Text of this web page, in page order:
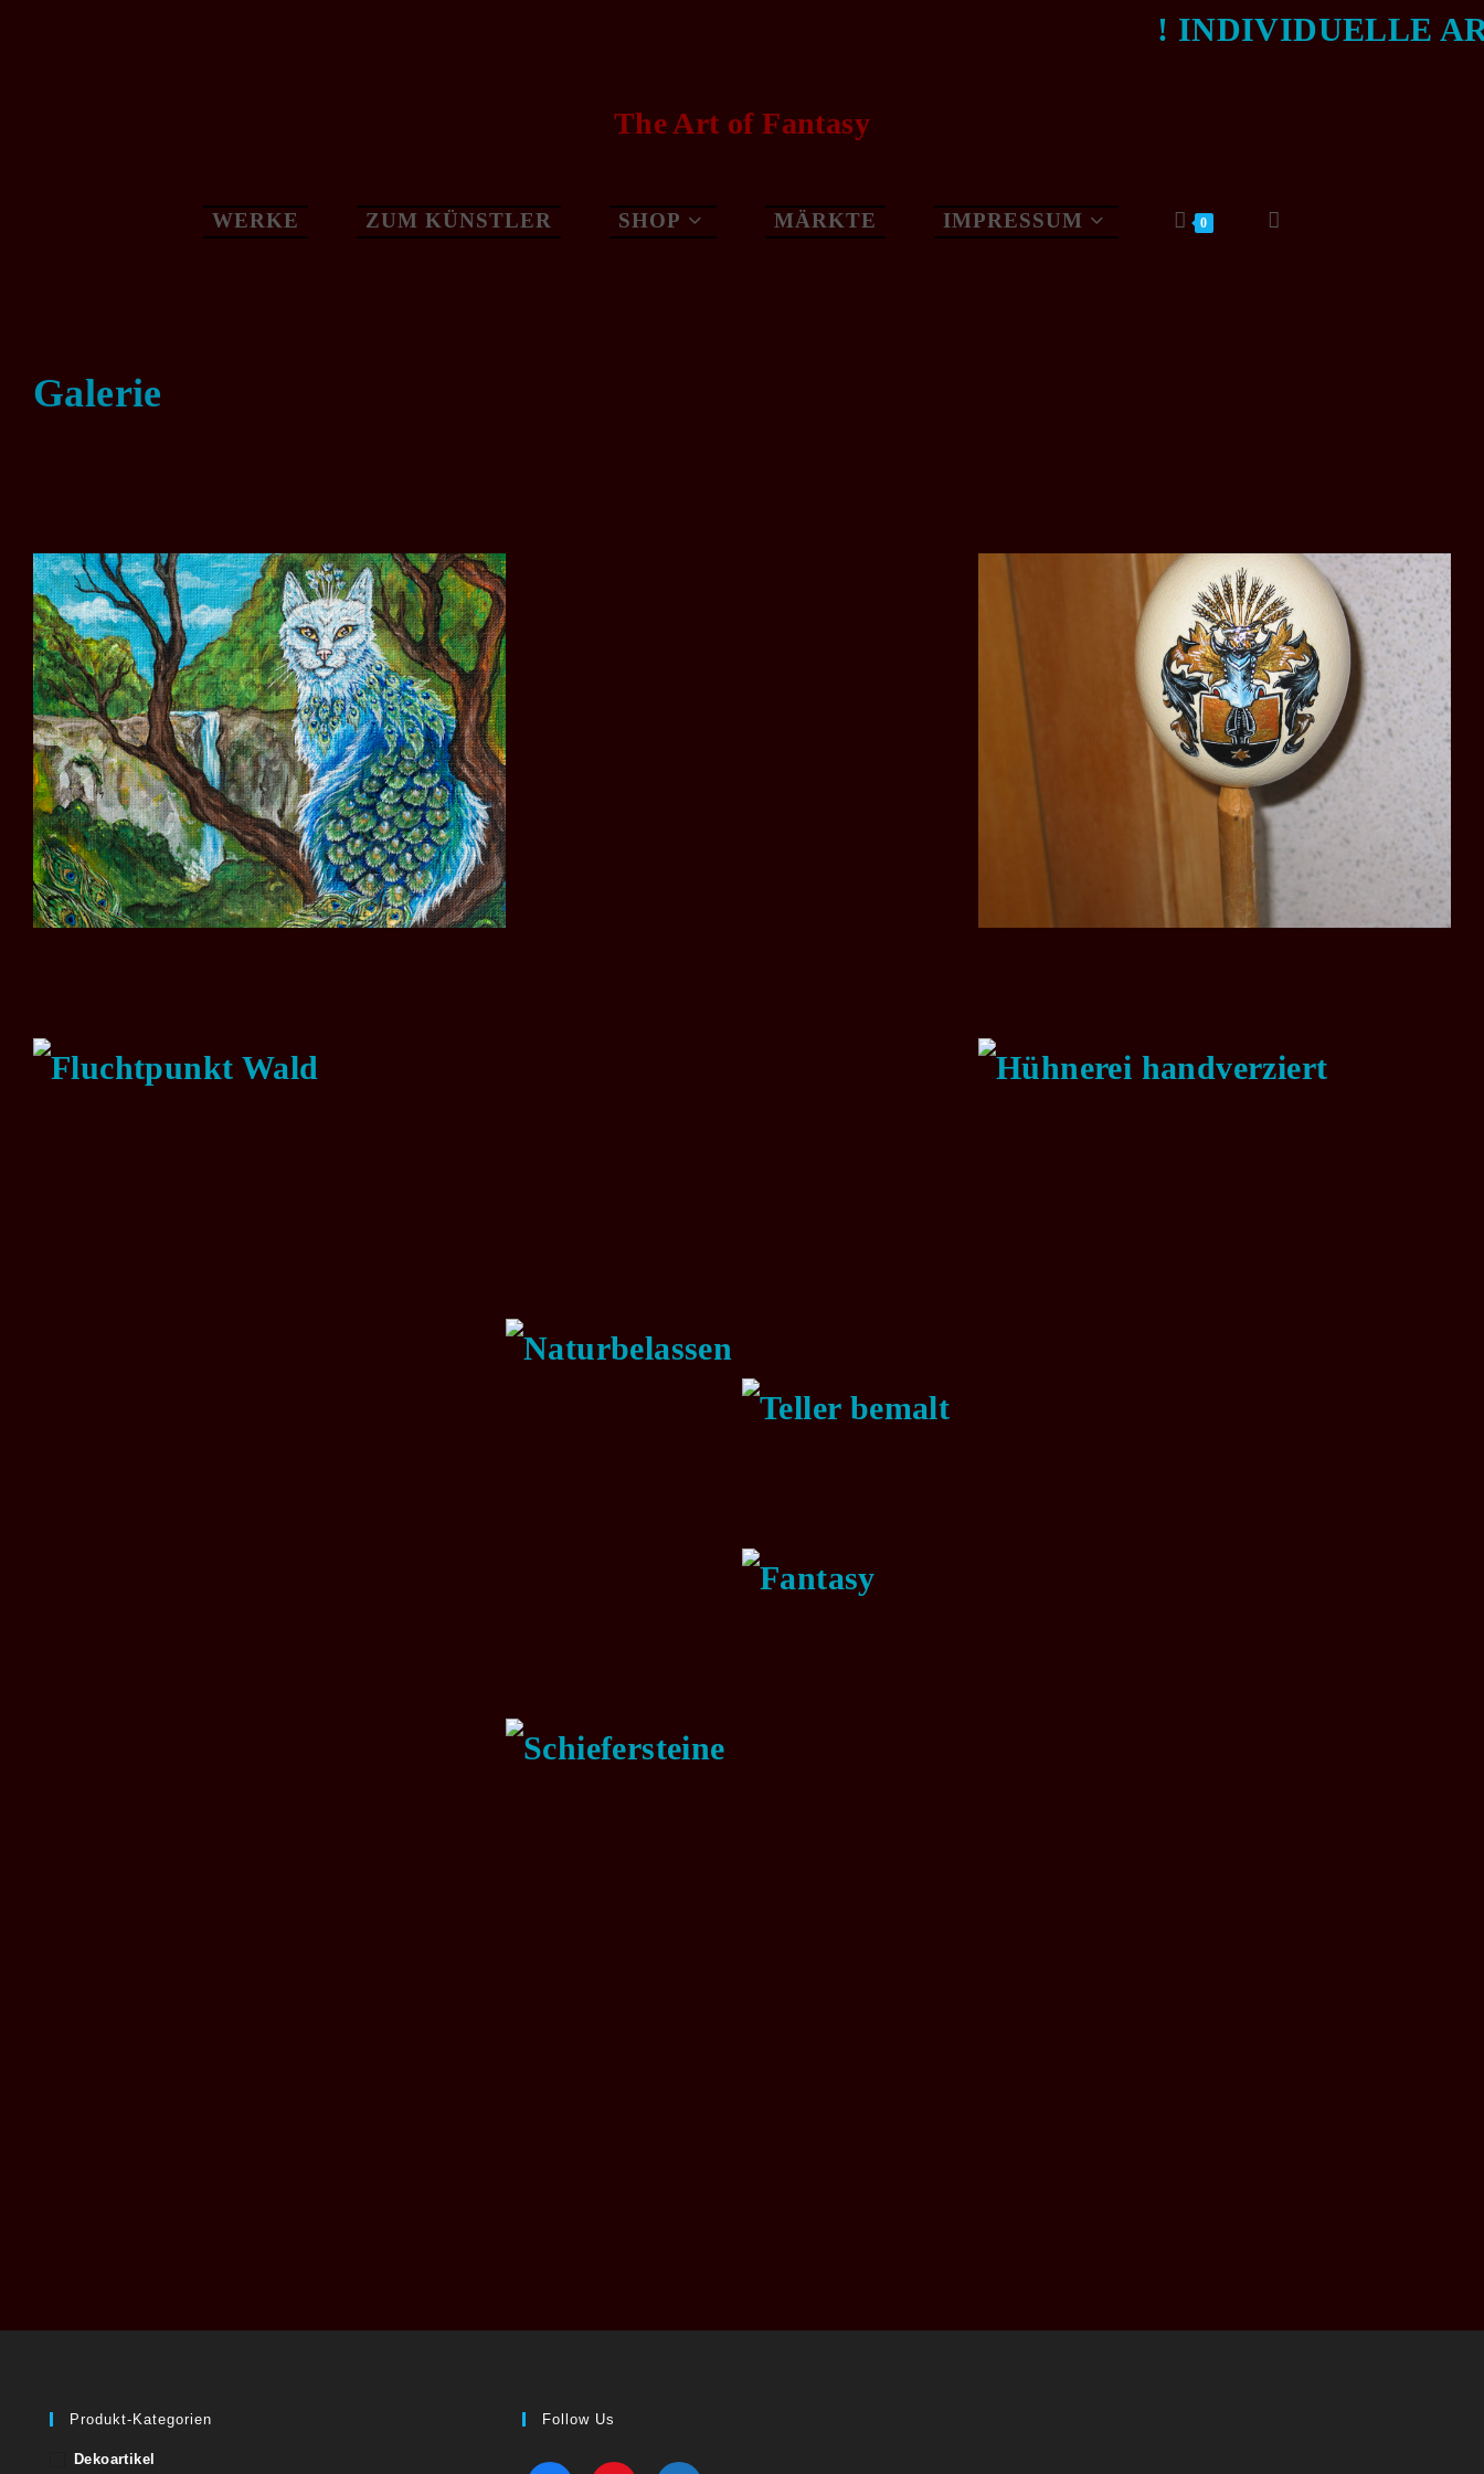
! INDIVIDUELLE
The Art of Fantasy
WERKE ZUM KÜNSTLER SHOP MÄRKTE IMPRESSUM 0
Galerie
Produkt-Kategorien
Dekoartikel
Follow Us
facebook redbubblecodered